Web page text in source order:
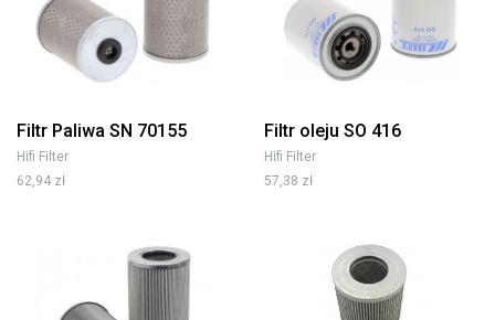
Filtr Paliwa SN 70155
Hifi Filter
62,94 zł
Filtr oleju SO 416
Hifi Filter
57,38 zł